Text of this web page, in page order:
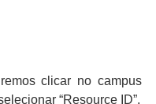
clicar no campus
“Resource ID”.